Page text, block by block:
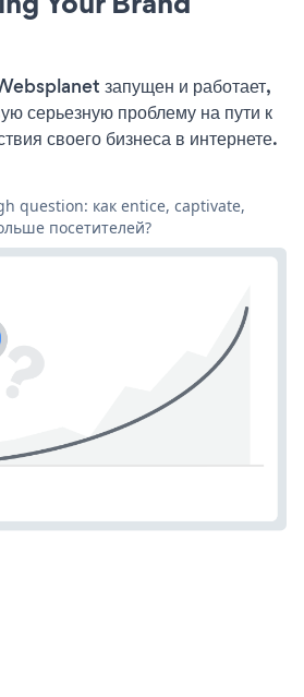
запущен и работает,
серьезную проблему на пути к
своего бизнеса в интернете.
question: как entice, captivate,
посетителей?